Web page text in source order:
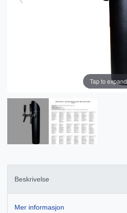
Tap to expand
Beskrivelse
Mer informasjon